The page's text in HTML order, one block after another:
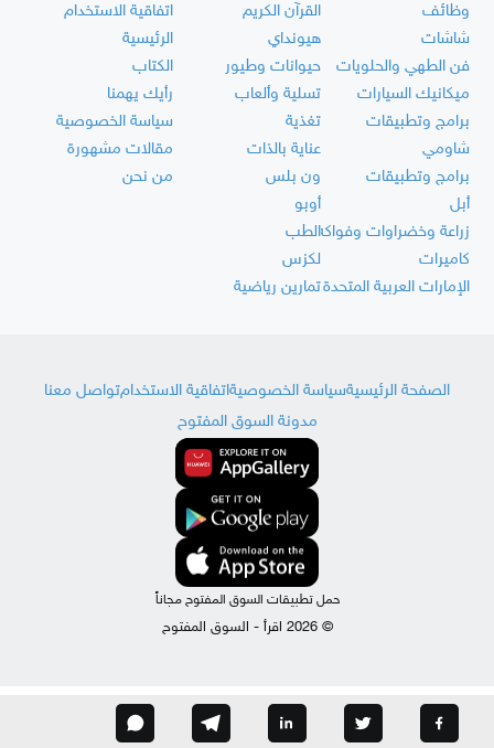
وظائف
القرآن الكريم
شاشات
هيونداي
فن الطهي والحلويات
حيوانات وطيور
ميكانيك السيارات
تسلية وألعاب
برامج وتطبيقات
تغذية
شاومي
عناية بالذات
برامج وتطبيقات
ون بلس
أبل
أوبو
زراعة وخضراوات وفواكهالطب
كاميرات
لكزس
الإمارات العربية المتحدةتمارين رياضية
اتفاقية الاستخدام
الرئيسية
الكتاب
رأيك يهمنا
سياسة الخصوصية
مقالات مشهورة
من نحن
الصفحة الرئيسيةسياسة الخصوصيةاتفاقية الاستخدامتواصل معنا
مدونة السوق المفتوح
حمل تطبيقات السوق المفتوح مجاناً
© 2026 اقرأ - السوق المفتوح